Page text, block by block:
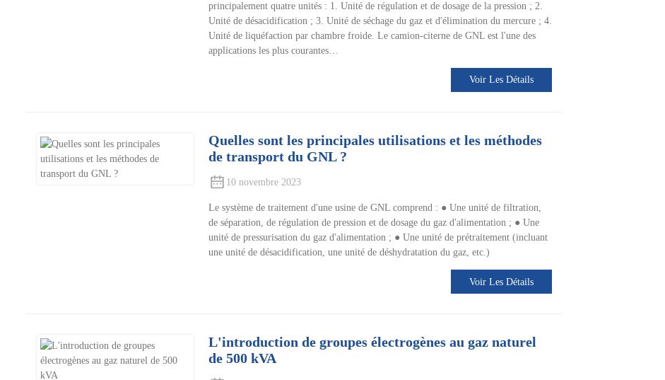
principalement quatre unités : 1. Unité de régulation et de dosage de la pression ; 2.
Unité de désacidification ; 3. Unité de séchage du gaz et d'élimination du mercure ; 4.
Unité de liquéfaction par chambre froide. Le camion-citerne de GNL est l'une des
applications les plus courantes…
Voir Les Détails
Quelles sont les principales utilisations et les méthodes
de transport du GNL ?
10 novembre 2023
Le système de traitement d'une usine de GNL comprend : ● Une unité de filtration,
de séparation, de régulation de pression et de dosage du gaz d'alimentation ; ● Une
unité de pressurisation du gaz d'alimentation ; ● Une unité de prétraitement (incluant
une unité de désacidification, une unité de déshydratation du gaz, etc.)
Voir Les Détails
L'introduction de groupes électrogènes au gaz naturel
de 500 kVA